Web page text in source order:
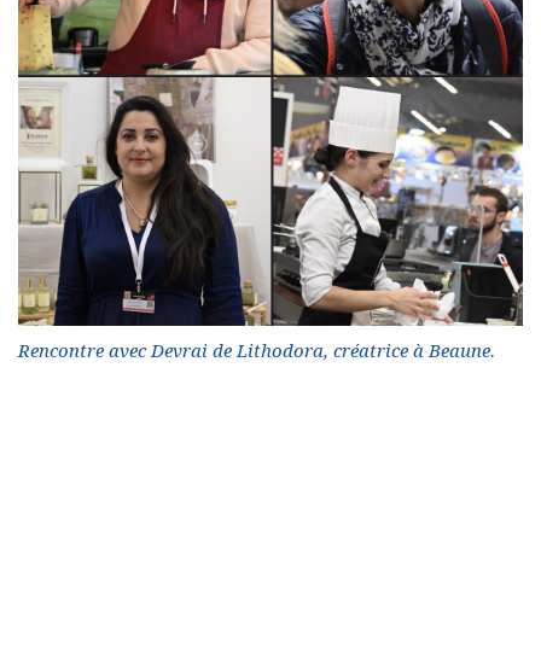
Rencontre avec Devrai de Lithodora, créatrice à Beaune.